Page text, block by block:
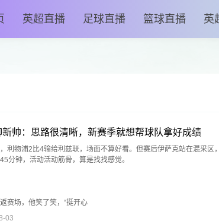
英超直播 足球直播 篮球直播 英
新帅：思路很清晰，新赛季就想帮球队拿好成绩
利物浦2比4输给利兹联，场面不算好看。但赛后伊萨克站在混采区
分钟，活动活动筋骨，算是找找感觉。
场，他笑了笑，“挺开心
03